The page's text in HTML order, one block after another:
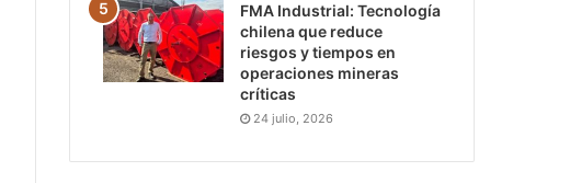
FMA Industrial: Tecnología
chilena que reduce
riesgos y tiempos en
operaciones mineras
críticas
24 julio, 2026